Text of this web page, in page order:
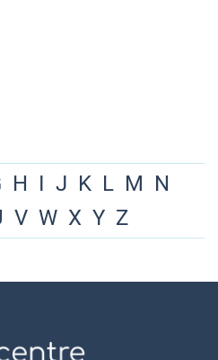
H I J K L M N
V W X Y Z